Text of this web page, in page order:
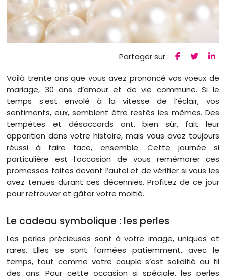
Partager sur :
Voilà trente ans que vous avez prononcé vos voeux de
mariage, 30 ans d’amour et de vie commune. Si le
temps s’est envolé à la vitesse de l’éclair, vos
sentiments, eux, semblent être restés les mêmes. Des
tempêtes et désaccords ont, bien sûr, fait leur
apparition dans votre histoire, mais vous avez toujours
réussi à faire face, ensemble. Cette journée si
particulière est l’occasion de vous remémorer ces
promesses faites devant l’autel et de vérifier si vous les
avez tenues durant ces décennies. Profitez de ce jour
pour retrouver et gâter votre moitié.
Le cadeau symbolique : les perles
Les perles précieuses sont à votre image, uniques et
rares. Elles se sont formées patiemment, avec le
temps, tout comme votre couple s’est solidifié au fil
des ans. Pour cette occasion si spéciale, les perles